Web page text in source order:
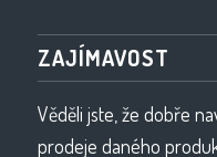
ZAJÍMAVOST
Věděli jste, že dobře
prodeje daného